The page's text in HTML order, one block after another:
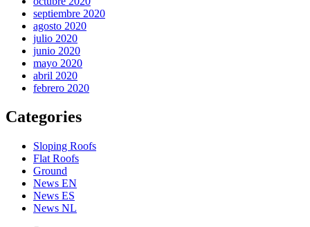
septiembre 2020
agosto 2020
julio 2020
junio 2020
mayo 2020
abril 2020
febrero 2020
Categories
Sloping Roofs
Flat Roofs
Ground
News EN
News ES
News NL